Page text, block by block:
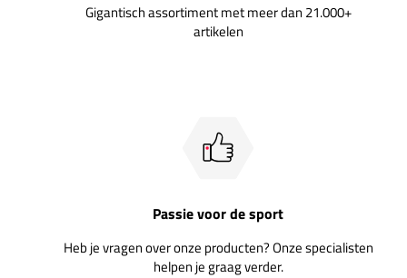
Gigantisch assortiment met meer dan 21.000+
artikelen
Passie voor de sport
Heb je vragen over onze producten? Onze specialisten
helpen je graag verder.